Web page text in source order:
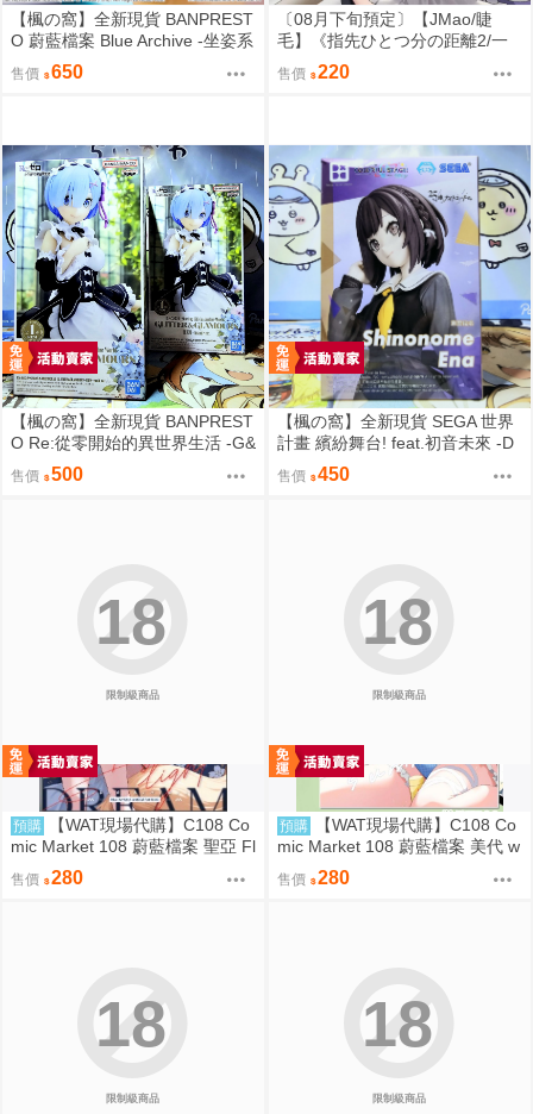
【楓の窩】全新現貨 BANPREST
O 蔚藍檔案 Blue Archive -坐姿系
列- 星奈【日版】
售價 650
〔08月下旬預定〕【JMao/睫
毛】《指先ひとつ分の距離2/一
個指尖的距離2》B5/26P黑白內
頁/繁體中文/無修正⬢黑市兔－睫
カ 鬼方カヨコ 鬼方佳世子) FF47
售價 220
【楓の窩】全新現貨 BANPREST
O Re:從零開始的異世界生活 -G&
G- 雷姆 女僕ver.【日版】
售價 500
【楓の窩】全新現貨 SEGA 世界
計畫 繽紛舞台! feat.初音未來 -D
×D- 東雲繪名【日版】
售價 450
限制級商品
18
預購
【WAT現場代購】C108 Co
mic Market 108 蔚藍檔案 聖亞 Fl
oating Light
售價 280
限制級商品
18
預購
【WAT現場代購】C108 Co
mic Market 108 蔚藍檔案 美代 w
ild summer
售價 280
限制級商品
18
限制級商品
18